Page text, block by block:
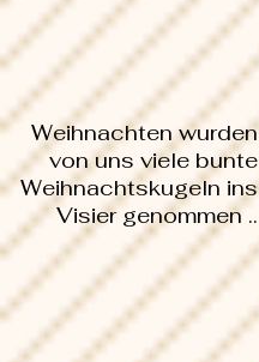
Weihnachten wurden
von uns viele bunte
Weihnachtskugeln ins
Visier genommen ..